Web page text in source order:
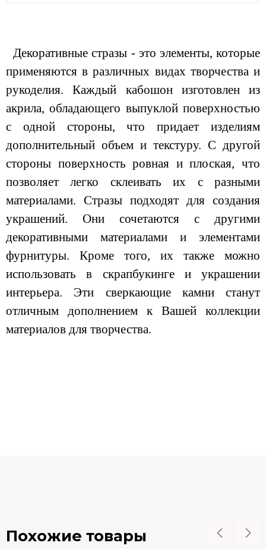
Декоративные стразы - это элементы, которые
применяются в различных видах творчества и
рукоделия. Каждый кабошон изготовлен из
акрила, обладающего выпуклой поверхностью
с одной стороны, что придает изделиям
дополнительный объем и текстуру. С другой
стороны поверхность ровная и плоская, что
позволяет легко склеивать их с разными
материалами. Стразы подходят для создания
украшений. Они сочетаются с другими
декоративными материалами и элементами
фурнитуры. Кроме того, их также можно
использовать в скрапбукинге и украшении
интерьера. Эти сверкающие камни станут
отличным дополнением к Вашей коллекции
материалов для творчества.
Похожие товары